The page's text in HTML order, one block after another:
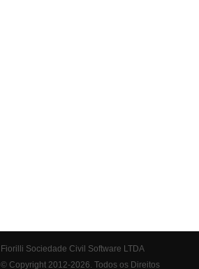
Fiorilli Sociedade Civil Software LTDA
© Copyright 2012-2026. Todos os Direitos